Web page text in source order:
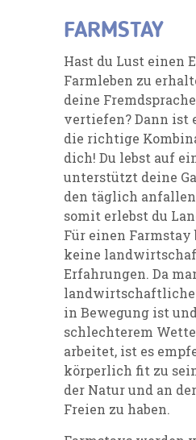
FARMSTAY
Hast du Lust einen
Farmleben zu
deine
vertiefen? Dann ist
die richtige
dich! Du lebst auf
unterstützt deine
den täglich
somit erlebst du
Für einen Farmstay
keine
Erfahrungen. Da
in Bewegung ist
schlechterem
arbeitet, ist es
körperlich fit zu
der Natur und an
Freien zu haben.